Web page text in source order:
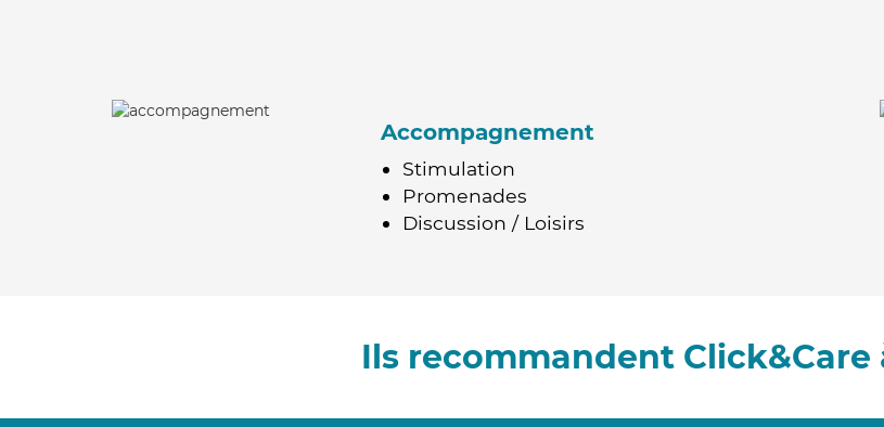
Accompagnement
Stimulation
Promenades
Discussion / Loisirs
Ils recommandent Click&Care